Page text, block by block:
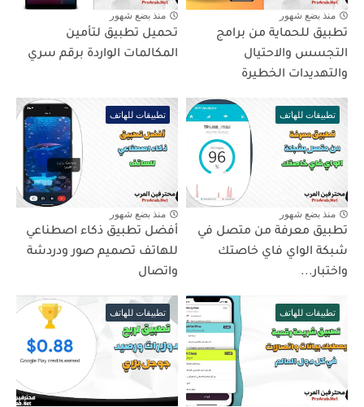
منذ بضع شهور
تطبيق للحماية من برامج
التجسس والاحتيال
والتهديدات الخطيرة
منذ بضع شهور
تحميل تطبيق لتأمين
المكالمات الواردة برقم سري
تطبيقات للهاتف
منذ بضع شهور
تطبيق معرفة من متصل في
شبكة الواي فاي خاصتك
واختبار...
تطبيقات للهاتف
منذ بضع شهور
أفضل تطبيق ذكاء اصطناعي
للهاتف تصميم صور ودردشة
واتصال
تطبيقات للهاتف تطبيقات للهاتف